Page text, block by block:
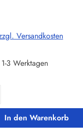
Versandkosten
3 Werktagen
Gib den
In den Warenkorb